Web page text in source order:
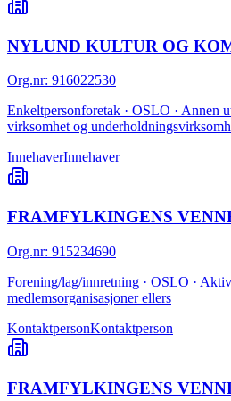
NYLUND KULTUR OG
Org.nr: 916022530
Enkeltpersonforetak · OSLO · Annen
virksomhet og
InnehaverInnehaver
FRAMFYLKINGENS
Org.nr: 915234690
Forening/lag/innretning · OSLO ·
medlemsorganisasjoner ellers
KontaktpersonKontaktperson
FRAMFYLKINGENS